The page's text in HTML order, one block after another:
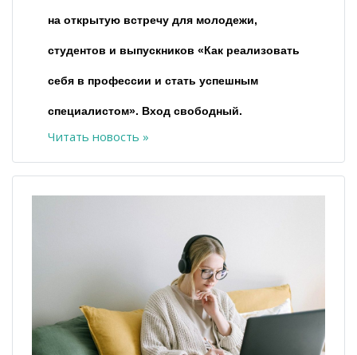
на открытую встречу для молодежи,
студентов и выпускников «Как реализовать
себя в профессии и стать успешным
специалистом». Вход свободный.
Читать новость »